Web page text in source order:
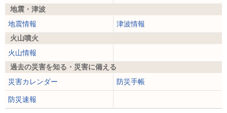
地震・津波
地震情報
津波情報
火山噴火
火山情報
過去の災害を知る・災害に備える
災害カレンダー
防災手帳
防災速報